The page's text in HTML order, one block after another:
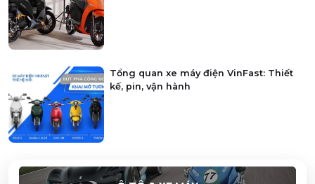
Tổng quan xe máy điện VinFast: Thiết
kế, pin, vận hành